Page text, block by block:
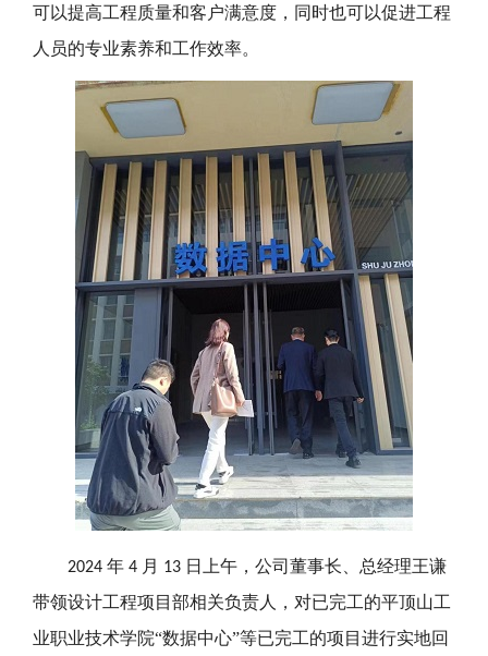
可以提高工程质量和客户满意度，同时也可以促进工程
人员的专业素养和工作效率。
2024 年 4 月 13 日上午，公司 董事长、总经理王谦
带领设计工程项目部相关负责人， 对已完工的平顶山工
业职业技术学院“数据中心”等已完工的项目进行实地回